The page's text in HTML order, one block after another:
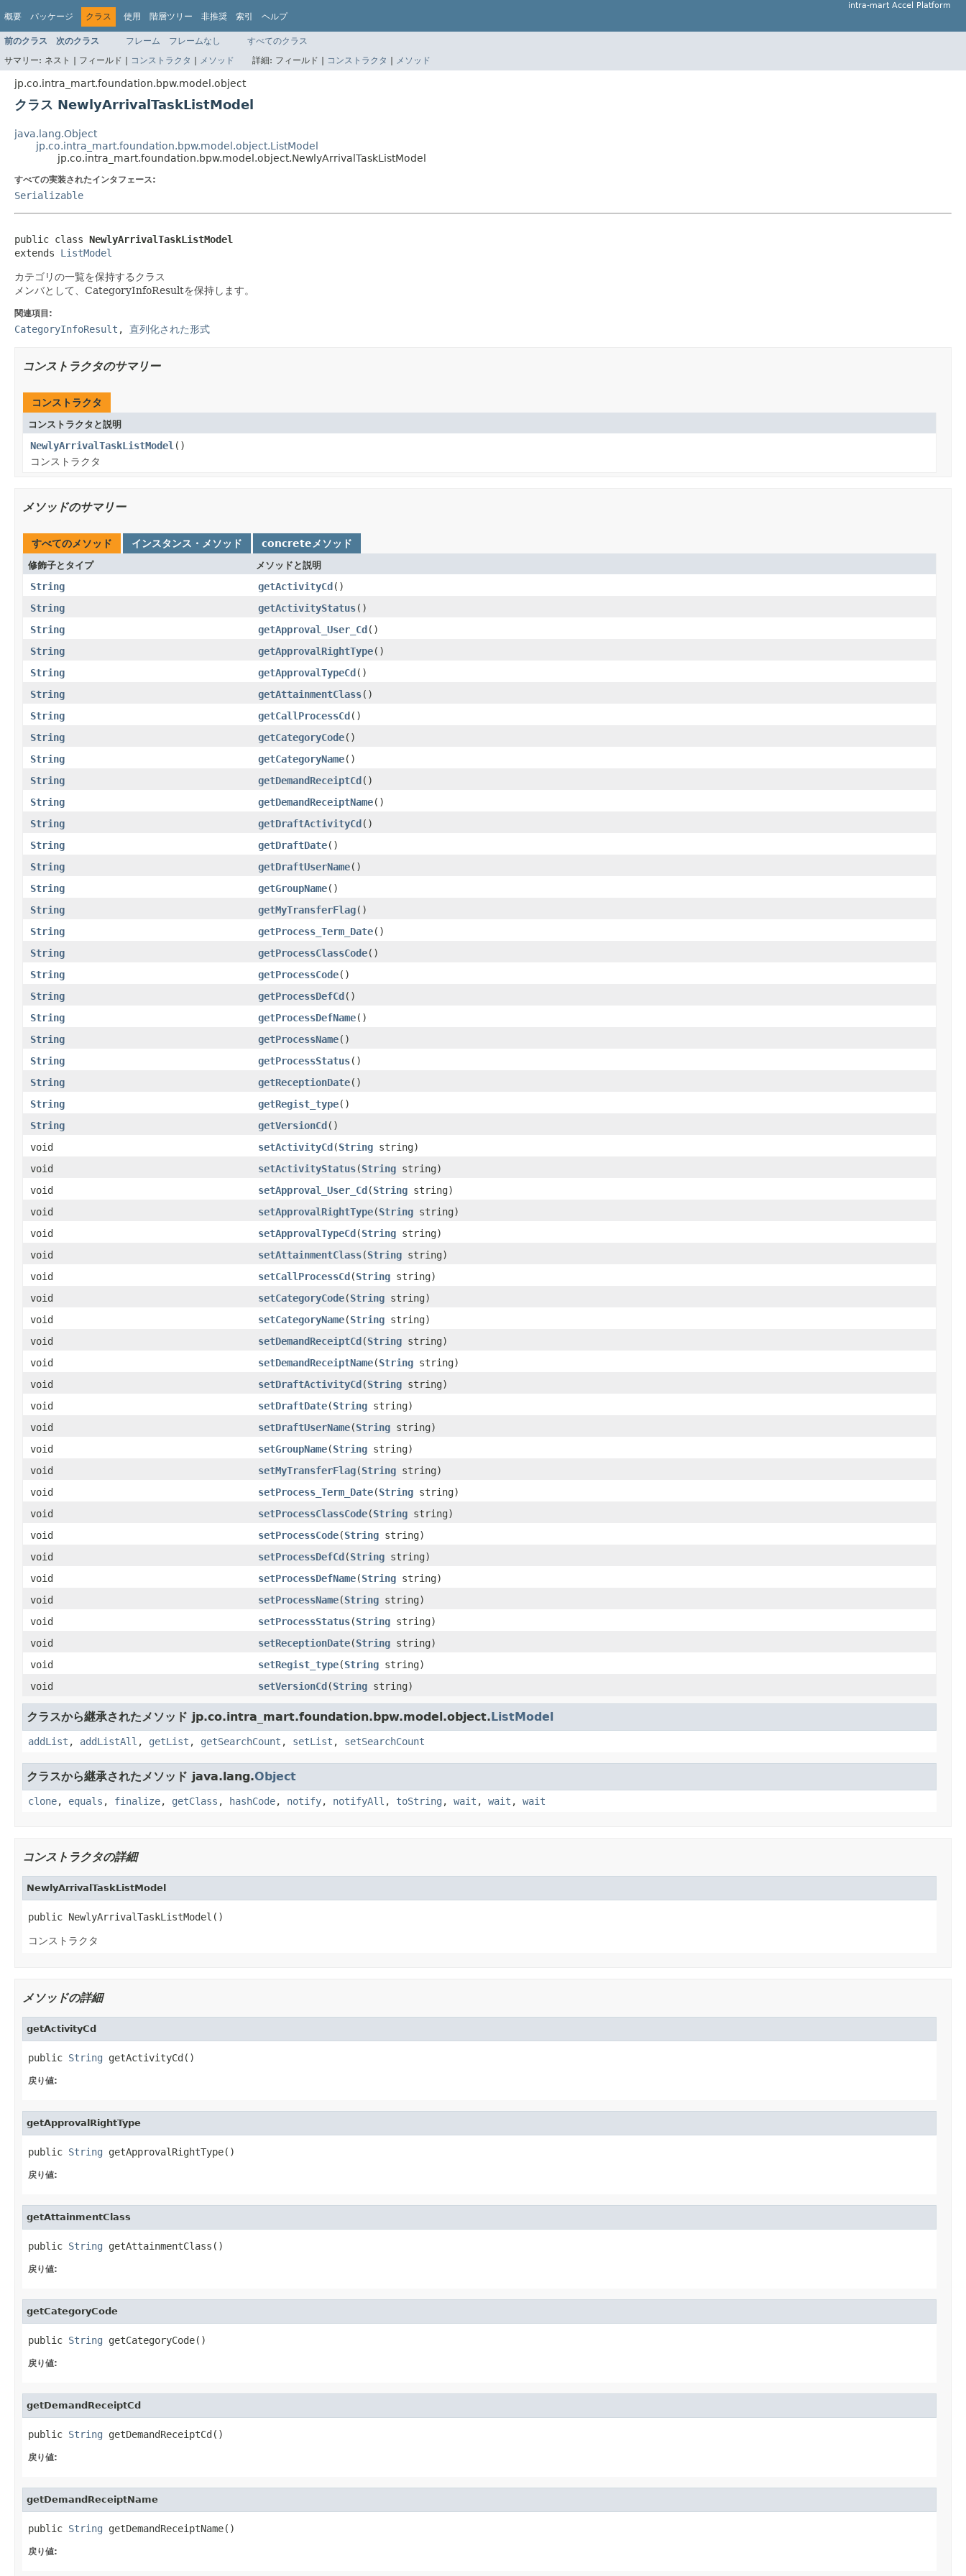
概要 パッケージ クラス 使用 階層ツリー 非推奨 索引 ヘルプ
intra-mart Accel Platform
前のクラス 次のクラス フレーム フレームなし
すべてのクラス
サマリー: ネスト | フィールド | コンストラクタ | メソッド 詳細: フィールド | コンストラクタ | メソッド
jp.co.intra_mart.foundation.bpw.model.object
クラス NewlyArrivalTaskListModel
java.lang.Object
jp.co.intra_mart.foundation.bpw.model.object.ListModel
jp.co.intra_mart.foundation.bpw.model.object.NewlyArrivalTaskListModel
すべての実装されたインタフェース:
Serializable
public class NewlyArrivalTaskListModel
extends ListModel
カテゴリの一覧を保持するクラス
メンバとして、CategoryInfoResultを保持します。
関連項目:
CategoryInfoResult , 直列化された形式
コンストラクタのサマリー
コンストラクタ
コンストラクタと説明
NewlyArrivalTaskListModel ()
コンストラクタ
メソッドのサマリー
すべてのメソッド インスタンス・メソッド concreteメソッド
修飾子とタイプ メソッドと説明
String getActivityCd()
String
getActivityStatus()
String
getApproval_User_Cd()
String
getApprovalRightType()
String
getApprovalTypeCd()
String
getAttainmentClass()
String
getCallProcessCd()
String
getCategoryCode()
String
getCategoryName()
String
getDemandReceiptCd()
String
getDemandReceiptName()
String
getDraftActivityCd()
String
getDraftDate()
String
getDraftUserName()
String
getGroupName()
String
getMyTransferFlag()
String
getProcess_Term_Date()
String
getProcessClassCode()
String
getProcessCode()
String
getProcessDefCd()
String
getProcessDefName()
String
getProcessName()
String
getProcessStatus()
String
getReceptionDate()
String
getRegist_type()
String
getVersionCd()
void
setActivityCd(String string)
void
setActivityStatus(String string)
void
setApproval_User_Cd(String string)
void
setApprovalRightType(String string)
void
setApprovalTypeCd(String string)
void
setAttainmentClass(String string)
void
setCallProcessCd(String string)
void
setCategoryCode(String string)
void
setCategoryName(String string)
void
setDemandReceiptCd(String string)
void
setDemandReceiptName(String string)
void
setDraftActivityCd(String string)
void
setDraftDate(String string)
void
setDraftUserName(String string)
void
setGroupName(String string)
void
setMyTransferFlag(String string)
void
setProcess_Term_Date(String string)
void
setProcessClassCode(String string)
void
setProcessCode(String string)
void
setProcessDefCd(String string)
void
setProcessDefName(String string)
void
setProcessName(String string)
void
setProcessStatus(String string)
void
setReceptionDate(String string)
void
setRegist_type(String string)
void
setVersionCd(String string)
クラスから継承されたメソッド jp.co.intra_mart.foundation.bpw.model.object.ListModel
addList , addListAll , getList , getSearchCount , setList , setSearchCount
クラスから継承されたメソッド java.lang.Object
clone, equals , finalize, getClass , hashCode, notify, notifyAll , toString , wait , wait , wait
コンストラクタの詳細
NewlyArrivalTaskListModel
public NewlyArrivalTaskListModel()
コンストラクタ
メソッドの詳細
getActivityCd
public String getActivityCd()
戻り値:
getApprovalRightType
public String getApprovalRightType()
戻り値:
getAttainmentClass
public String getAttainmentClass()
戻り値:
getCategoryCode
public String getCategoryCode()
戻り値:
getDemandReceiptCd
public String getDemandReceiptCd()
戻り値:
getDemandReceiptName
public String getDemandReceiptName()
戻り値: